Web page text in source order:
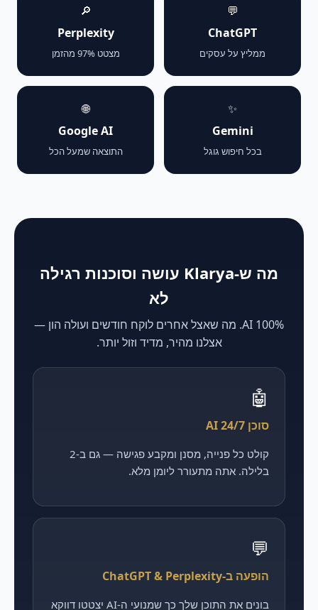
💬
ChatGPT
ממליץ על עסקים
🔎
Perplexity
מצטט 97% מהזמן
✨
Gemini
בכל חיפוש גוגל
🌐
Google AI
התוצאה שמעל הכל
מה ש-Klarya עושה וסוכנות רגילה
לא
100% AI. מה שאצל אחרים לוקח חודשים ועולה הון —
אצלנו מהיר, מדיד וזול יותר.
🤖
סוכן AI 24/7
קולט כל פנייה, מסנן ומקבע פגישה — גם ב-2
בלילה. אתה מתעורר ליומן מלא.
💬
הופעה ב-ChatGPT & Perplexity
בונים את התוכן שלך כך שמנועי ה-AI יצטטו דווקא